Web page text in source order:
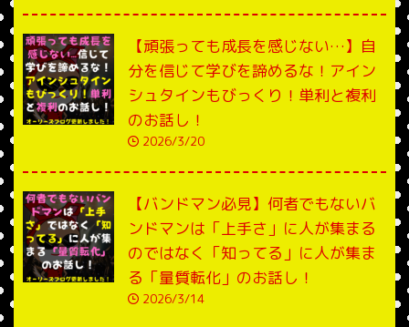
【頑張っても成長を感じない…】自
分を信じて学びを諦めるな！アイン
シュタインもびっくり！単利と複利
のお話し！
2026/3/20
【バンドマン必見】何者でもないバ
ンドマンは「上手さ」に人が集まる
のではなく「知ってる」に人が集ま
る「量質転化」のお話し！
2026/3/14